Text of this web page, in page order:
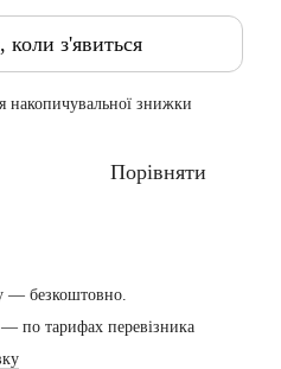
з'явиться
накопичувальної знижки
Порівняти
— безкоштовно.
по тарифах перевізника